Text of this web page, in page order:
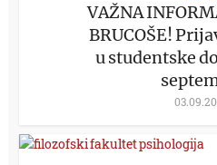
VAŽNA
BRUCOŠE!
u studentske